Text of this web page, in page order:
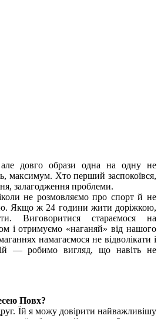
довго образи одна на одну не
максимум. Хто перший заспокоївся,
залагодження проблеми.
не розмовляємо про спорт й не
Якщо ж 24 години жити доріжкою,
Виговоритися стараємося на
i отримуємо «наганяй» від нашого
намагаємося не відволікати і
— робимо вигляд, що навіть не
Повх?
Їй я можу довірити найважливішу